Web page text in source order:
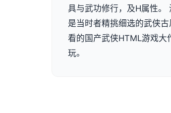
具与武功修行，及H属性。
是当时者精挑细选的武侠
看的国产武侠HTML游戏
玩。